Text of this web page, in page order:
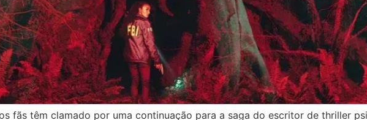
fãs têm clamado por uma continuação para a saga do escritor de thriller